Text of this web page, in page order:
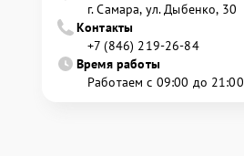
г. Самара, ул. Дыбенко, 30
Контакты
+7 (846) 219-26-84
Время работы
Работаем с 09:00 до 21:00